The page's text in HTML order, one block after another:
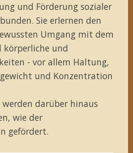
und Förderung sozialer
Sie erlernen den
Umgang mit dem
körperliche und
- vor allem Haltung,
und Konzentration
darüber hinaus
wie der
gefördert.